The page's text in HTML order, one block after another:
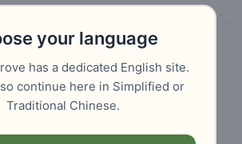
your language
has a dedicated English site.
continue here in Simplified or
Traditional Chinese.